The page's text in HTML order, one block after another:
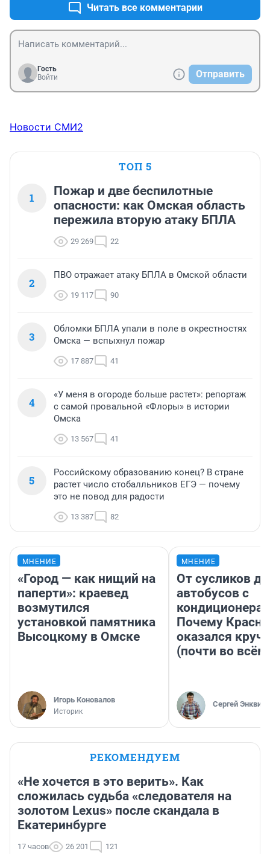
Читать все комментарии
Гость
Войти
Отправить
Новости СМИ2
ТОП 5
1
Пожар и две беспилотные
опасности: как Омская область
пережила вторую атаку БПЛА
29 269 22
2
ПВО отражает атаку БПЛА в Омской области
19 117 90
3
Обломки БПЛА упали в поле в окрестностях
Омска — вспыхнул пожар
17 887 41
4
«У меня в огороде больше растет»: репортаж
с самой провальной «Флоры» в истории
Омска
13 567 41
5
Российскому образованию конец? В стране
растет число стобалльников ЕГЭ — почему
это не повод для радости
13 387 82
МНЕНИЕ
«Город — как нищий на
паперти»: краевед
возмутился
установкой памятника
Высоцкому в Омске
Игорь Коновалов
Историк
МНЕНИЕ
От сусликов до
автобусов с
Почему
оказался
(почти во
Сергей Энквист
РЕКОМЕНДУЕМ
«Не хочется в это верить». Как
сложилась судьба «следователя на
золотом Lexus» после скандала в
Екатеринбурге
17 часов 26 201 121